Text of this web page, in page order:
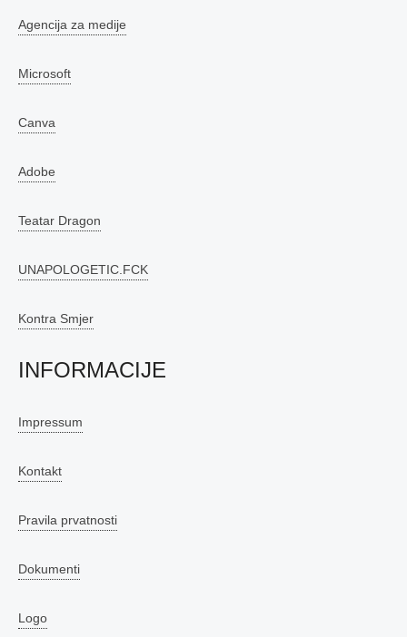
Agencija za medije
Microsoft
Canva
Adobe
Teatar Dragon
UNAPOLOGETIC.FCK
Kontra Smjer
INFORMACIJE
Impressum
Kontakt
Pravila prvatnosti
Dokumenti
Logo